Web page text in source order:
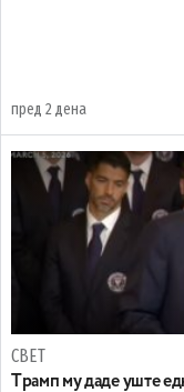
пред 2 дена
СВЕТ
Tрамп му даде уште